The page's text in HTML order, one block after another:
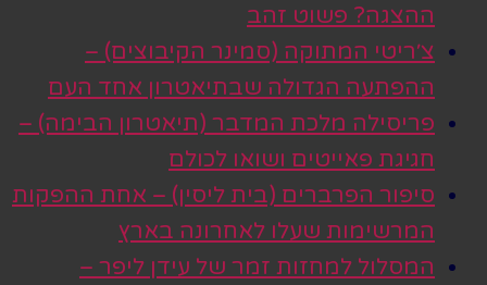
ההצגה? פשוט זהב
צ׳ריטי המתוקה (סמינר הקיבוצים) –
ההפתעה הגדולה שבתיאטרון אחד העם
פריסילה מלכת המדבר (תיאטרון הבימה) –
חגיגת פאייטים ושואו לכולם
סיפור הפרברים (בית ליסין) – אחת ההפקות
המרשימות שעלו לאחרונה בארץ
המסלול למחזות זמר של עידן ליפר –